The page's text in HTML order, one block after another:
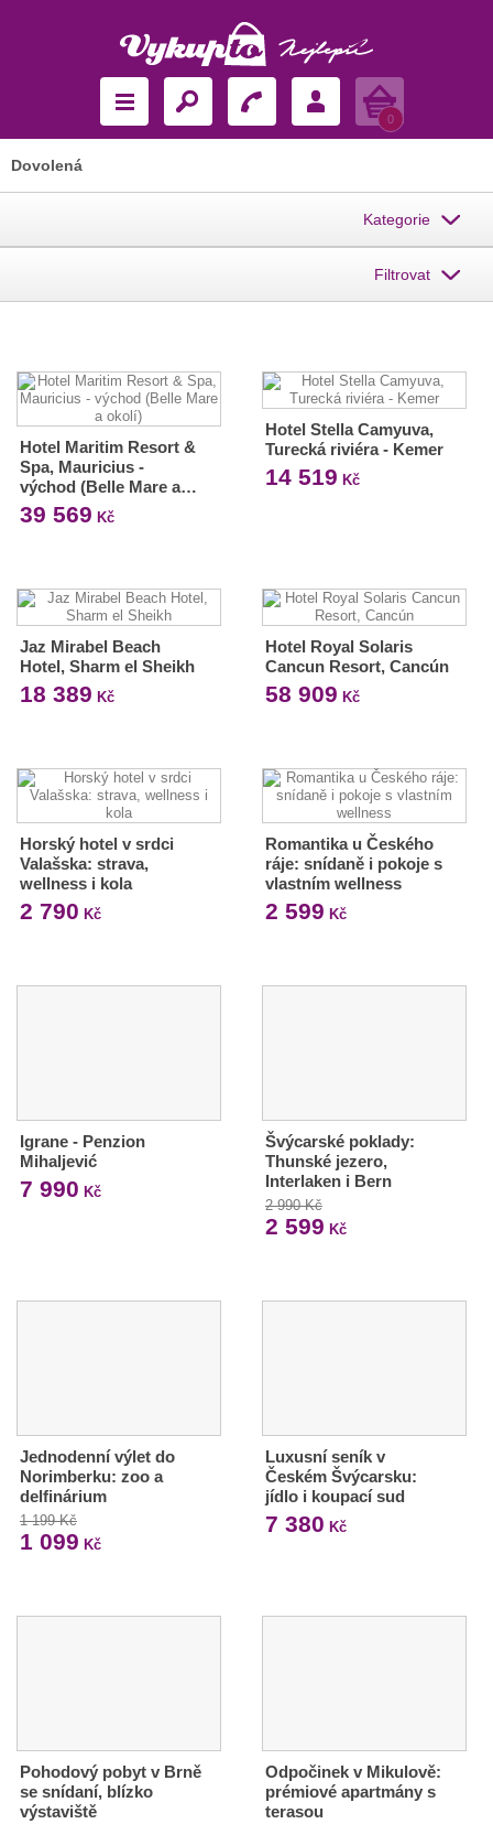
Košík
0
Dovolená
Kategorie
Filtrovat
Hotel Maritim Resort &
Spa, Mauricius -
východ (Belle Mare a…
39 569 Kč
Hotel Stella Camyuva,
Turecká riviéra - Kemer
14 519 Kč
Jaz Mirabel Beach
Hotel, Sharm el Sheikh
18 389 Kč
Hotel Royal Solaris
Cancun Resort, Cancún
58 909 Kč
Horský hotel v srdci
Valašska: strava,
wellness i kola
2 790 Kč
Romantika u Českého
ráje: snídaně i pokoje s
vlastním wellness
2 599 Kč
Igrane - Penzion
Mihaljević
7 990 Kč
Švýcarské poklady:
Thunské jezero,
Interlaken i Bern
2 990 Kč
2 599 Kč
Jednodenní výlet do
Norimberku: zoo a
delfinárium
1 199 Kč
1 099 Kč
Luxusní seník v
Českém Švýcarsku:
jídlo i koupací sud
7 380 Kč
Pohodový pobyt v Brně
se snídaní, blízko
výstaviště
Odpočinek v Mikulově:
prémiové apartmány s
terasou